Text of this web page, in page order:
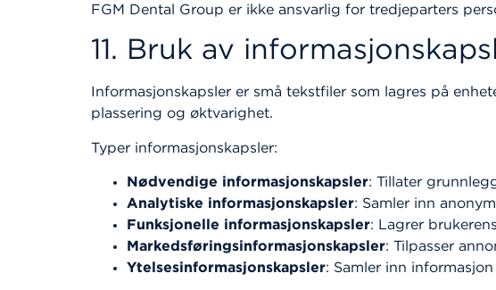
FGM Dental Group er ikke ansvarlig for tredjeparters
11. Bruk av
Informasjonskapsler er små tekstfiler som lagres på
plassering og øktvarighet.
Typer informasjonskapsler:
Nødvendige informasjonskapsler: Tillater
Analytiske informasjonskapsler: Samler inn
Funksjonelle informasjonskapsler: Lagrer
Markedsføringsinformasjonskapsler: Tilpasser
Ytelsesinformasjonskapsler: Samler inn